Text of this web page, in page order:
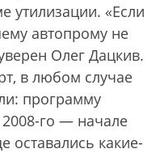
утилизации. «Если
автопрому не
Олег Дацкив.
в любом случае
программу
2008-го — начале
оставались какие-